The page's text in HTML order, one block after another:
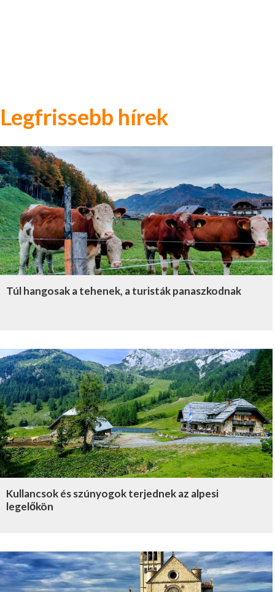
Legfrissebb hírek
Túl hangosak a tehenek, a turisták panaszkodnak
Kullancsok és szúnyogok terjednek az alpesi
legelőkön